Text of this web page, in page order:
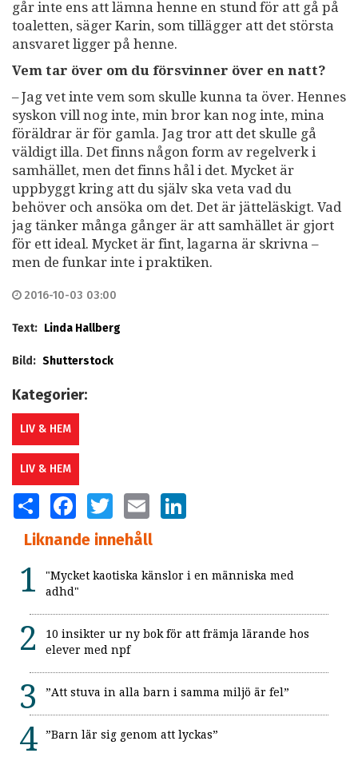
går inte ens att lämna henne en stund för att gå på
toaletten, säger Karin, som tillägger att det största
ansvaret ligger på henne.
Vem tar över om du försvinner över en natt?
– Jag vet inte vem som skulle kunna ta över. Hennes
syskon vill nog inte, min bror kan nog inte, mina
föräldrar är för gamla. Jag tror att det skulle gå
väldigt illa. Det finns någon form av regelverk i
samhället, men det finns hål i det. Mycket är
uppbyggt kring att du själv ska veta vad du
behöver och ansöka om det. Det är jätteläskigt. Vad
jag tänker många gånger är att samhället är gjort
för ett ideal. Mycket är fint, lagarna är skrivna –
men de funkar inte i praktiken.
2016-10-03 03:00
Text: Linda Hallberg
Bild: Shutterstock
Kategorier:
LIV & HEM
LIV & HEM
SHARE FACEBOOKTWITTER EMAIL
Liknande innehåll
"Mycket kaotiska känslor i en människa med
adhd"
10 insikter ur ny bok för att främja lärande hos
elever med npf
”Att stuva in alla barn i samma miljö är fel”
”Barn lär sig genom att lyckas”